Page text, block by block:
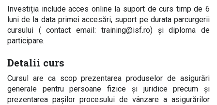
Investiția include acces online la suport de curs timp de 6
luni de la data primei accesări, suport pe durata parcurgerii
cursului ( contact email: training@isf.ro) și diploma de
participare.
Detalii curs
Cursul are ca scop prezentarea produselor de asigurări
generale pentru persoane fizice și juridice precum și
prezentarea pașilor procesului de vânzare a asigurărilor